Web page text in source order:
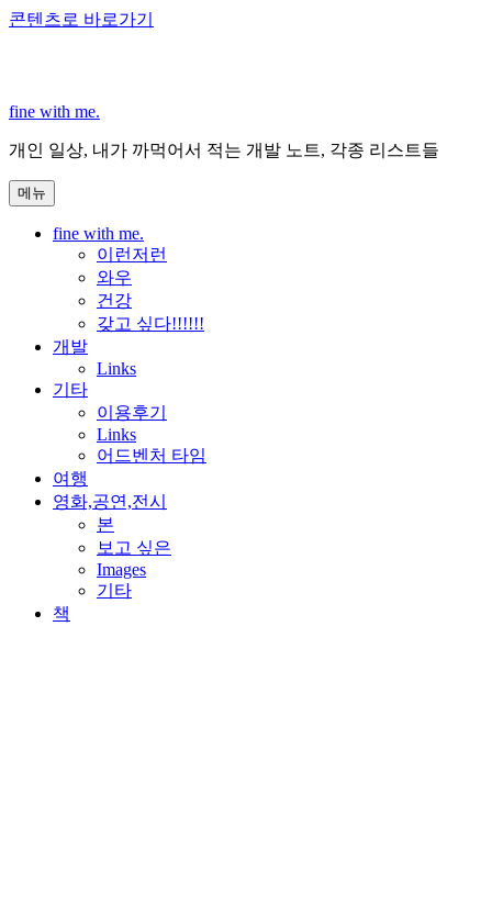
콘텐츠로 바로가기
fine with me.
개인 일상, 내가 까먹어서 적는 개발 노트, 각종 리스트들
메뉴
fine with me.
이런저런
와우
건강
갖고 싶다!!!!!!
개발
Links
기타
이용후기
Links
어드벤처 타임
여행
영화,공연,전시
본
보고 싶은
Images
기타
책